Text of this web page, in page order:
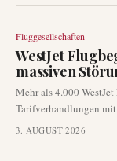
umzubuchen und
Fluggesellschaften
WestJet
massiven
Mehr als 4.000
Tarifverhandlungen
Arbeitsniederlegung
weitreichenden
3. AUGUST 2026